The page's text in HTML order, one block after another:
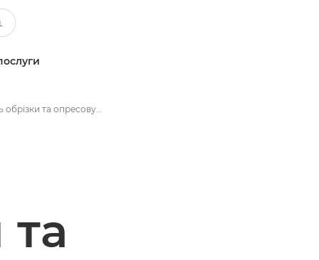
Модуль обрізки та опресовування SDD від Canon — аксесуари для кінцевої обробки — технічні характеристики